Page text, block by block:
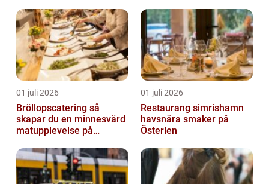
01 juli 2026
Bröllopscatering så
skapar du en minnesvärd
matupplevelse på
01 juli 2026
Restaurang simrishamn
havsnära smaker på
Österlen